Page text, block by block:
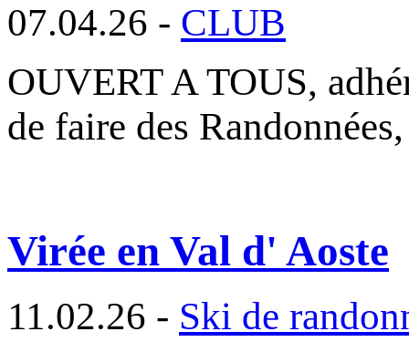
07.04.26 - CLUB
OUVERT A TOUS,
de faire des
Virée en Val d' Aoste
11.02.26 - Ski de